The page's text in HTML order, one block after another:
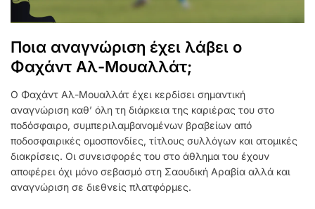
Ποια αναγνώριση έχει λάβει ο
Φαχάντ Αλ-Μουαλλάτ;
Ο Φαχάντ Αλ-Μουαλλάτ έχει κερδίσει σημαντική
αναγνώριση καθ’ όλη τη διάρκεια της καριέρας του στο
ποδόσφαιρο, συμπεριλαμβανομένων βραβείων από
ποδοσφαιρικές ομοσπονδίες, τίτλους συλλόγων και ατομικές
διακρίσεις. Οι συνεισφορές του στο άθλημα του έχουν
αποφέρει όχι μόνο σεβασμό στη Σαουδική Αραβία αλλά και
αναγνώριση σε διεθνείς πλατφόρμες.